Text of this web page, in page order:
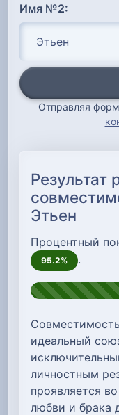
Имя №2:
Отправляя
Результат
Этьен
Процентный
95.2% .
идеальный
личностным
проявляется
любви и брака